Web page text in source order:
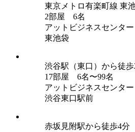
東京メトロ有楽町線 東
2部屋 6名
アットビジネスセンター
東池袋
渋谷駅（東口）から徒歩
17部屋 6名〜99名
アットビジネスセンター
渋谷東口駅前
赤坂見附駅から徒歩4分